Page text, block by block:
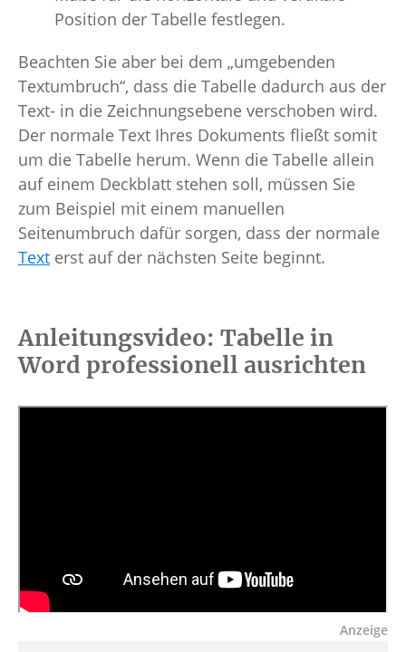
Position der Tabelle festlegen.
Beachten Sie aber bei dem „umgebenden
Textumbruch“, dass die Tabelle dadurch aus der
Text- in die Zeichnungsebene verschoben wird.
Der normale Text Ihres Dokuments fließt somit
um die Tabelle herum. Wenn die Tabelle allein
auf einem Deckblatt stehen soll, müssen Sie
zum Beispiel mit einem manuellen
Seitenumbruch dafür sorgen, dass der normale
Text erst auf der nächsten Seite beginnt.
Anleitungsvideo: Tabelle in
Word professionell ausrichten